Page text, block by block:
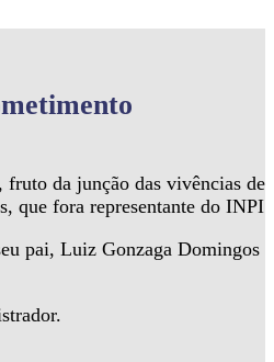
fruto da junção das vivências de
que fora representante do INPI
pai, Luiz Gonzaga Domingos